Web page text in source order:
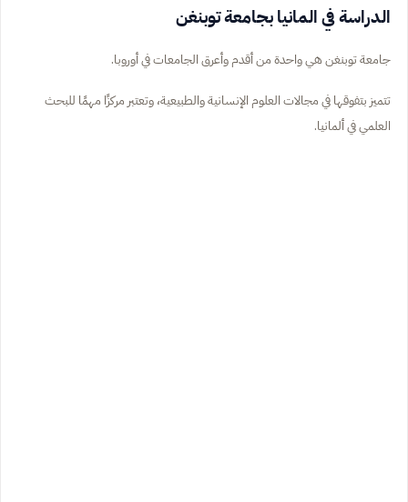
الدراسة في المانيا بجامعة توبنغن
جامعة توبنغن هي واحدة من أقدم وأعرق الجامعات في أوروبا.
تتميز بتفوقها في مجالات العلوم الإنسانية والطبيعية، وتعتبر مركزًا مهمًا للبحث
العلمي في ألمانيا.